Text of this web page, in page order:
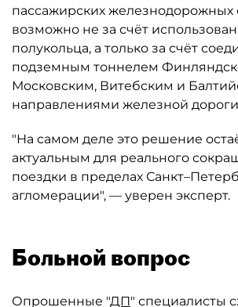
пассажирских
возможно не за счёт
полукольца, а только за счёт
подземным тоннелем
Московским, Витебским и
направлениями железной
"На самом деле это решение
актуальным для реального
поездки в пределах
агломерации", — уверен эксперт.
Больной вопрос
Опрошенные "ДП" специалисты